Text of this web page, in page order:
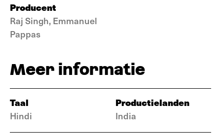
Producent
Raj Singh, Emmanuel
Pappas
Meer informatie
Taal
Hindi
Productielanden
India